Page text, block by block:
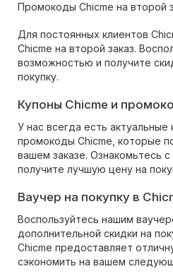
Промокоды Chicme на второй
Для постоянных клиентов
Chicme на второй заказ.
возможностью и получите
покупку.
Купоны Chicme и
У нас всегда есть актуальные
промокоды Chicme, которые
вашем заказе. Ознакомьтесь
получите лучшую цену на
Ваучер на покупку в
Воспользуйтесь нашим
дополнительной скидки на
Chicme предоставляет
сэкономить на вашем